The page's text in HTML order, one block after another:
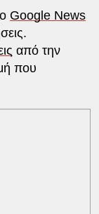
Google News
από την
που